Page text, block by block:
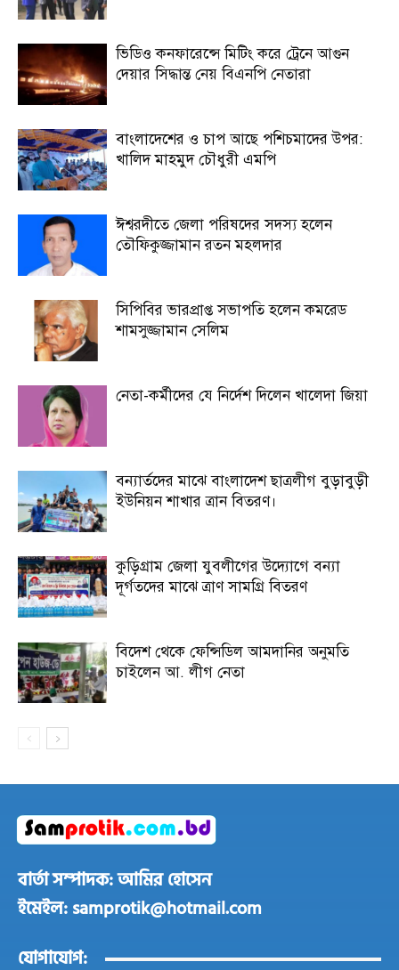
ভিডিও কনফারেন্সে মিটিং করে ট্রেনে আগুন
দেয়ার সিদ্ধান্ত নেয় বিএনপি নেতারা
বাংলাদেশের ও চাপ আছে পশিচমাদের উপর:
খালিদ মাহমুদ চৌধুরী এমপি
ঈশ্বরদীতে জেলা পরিষদের সদস্য হলেন
তৌফিকুজ্জামান রতন মহলদার
সিপিবির ভারপ্রাপ্ত সভাপতি হলেন কমরেড
শামসুজ্জামান সেলিম
নেতা-কর্মীদের যে নির্দেশ দিলেন খালেদা জিয়া
বন্যার্তদের মাঝে বাংলাদেশ ছাত্রলীগ বুড়াবুড়ী
ইউনিয়ন শাখার ত্রান বিতরণ।
কুড়িগ্রাম জেলা যুবলীগের উদ্যোগে বন্যা
দূর্গতদের মাঝে ত্রাণ সামগ্রি বিতরণ
বিদেশ থেকে ফেন্সিডিল আমদানির অনুমতি
চাইলেন আ. লীগ নেতা
বার্তা সম্পাদক: আমির হোসেন
ইমেইল: samprotik@hotmail.com
যোগাযোগ: